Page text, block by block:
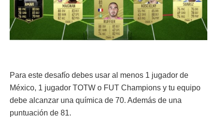
Para este desafío debes usar al menos 1 jugador de
México, 1 jugador TOTW o FUT Champions y tu equipo
debe alcanzar una química de 70. Además de una
puntuación de 81.